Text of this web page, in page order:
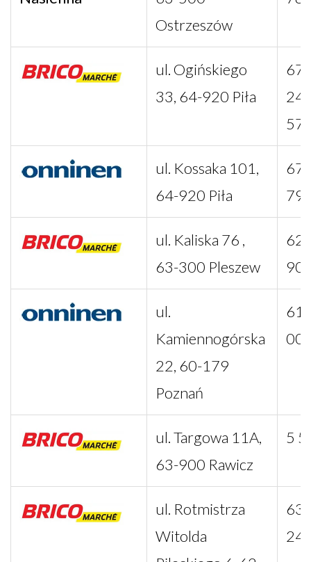
Ostrzeszów
ul. Ogińskiego
33, 64-920 Piła
67
24
ul. Kossaka 101,
64-920 Piła
67
79
ul. Kaliska 76 ,
63-300 Pleszew
62
90
ul.
Kamiennogórska
22, 60-179
Poznań
61
00
ul. Targowa 11A,
63-900 Rawicz
5
ul. Rotmistrza
Witolda
63
24